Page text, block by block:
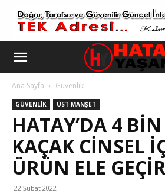
Ana Sayfa Güvenlik
GÜVENLIK ÜST MANŞET
HATAY’DA 4
KAÇAK CINSEL
ÜRÜN ELE
22 Şubat 2022